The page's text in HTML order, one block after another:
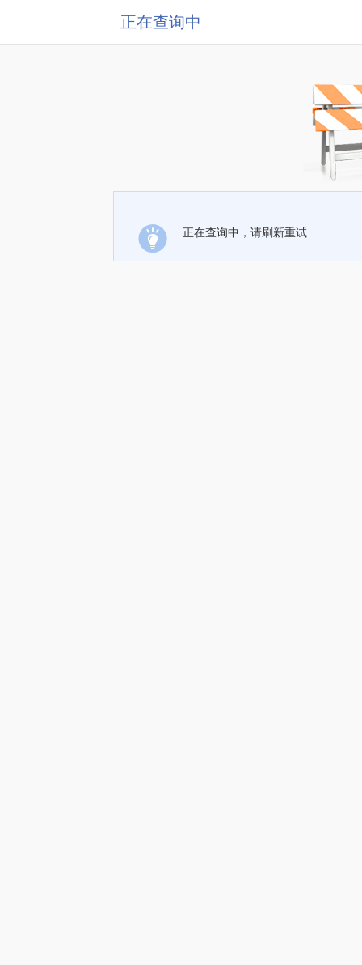
正在查询中
正在查询中，请刷新重试